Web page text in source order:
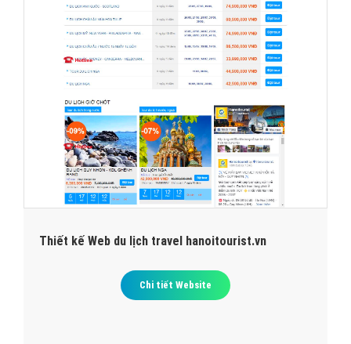
Thiết kế Web du lịch travel hanoitourist.vn
Chi tiết Website